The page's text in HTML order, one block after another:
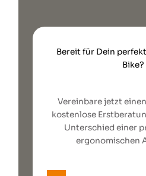
Bereit für Dein
Bike?
Vereinbare jetzt
kostenlose
Unterschied einer
ergonomischen